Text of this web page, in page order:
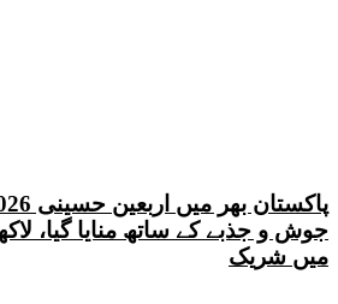
جوش و جذبے کے ساتھ منایا گیا،
میں شریک